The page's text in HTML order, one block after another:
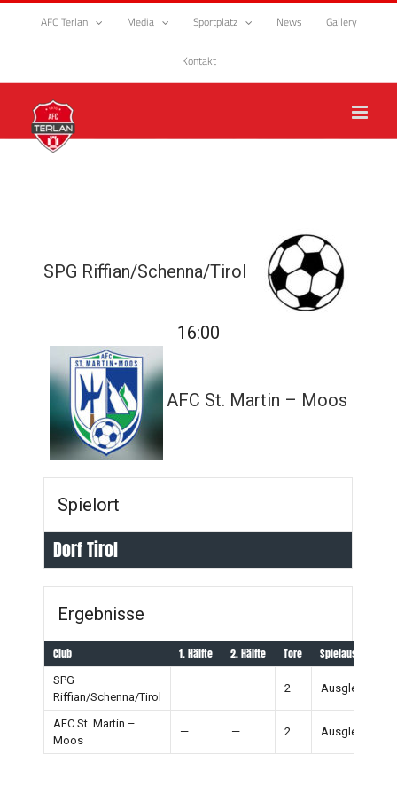
Zum
AFC Terlan Media Sportplatz News Gallery
Kontakt
SPG Riffian/Schenna/Tirol
16:00
AFC St. Martin – Moos
Spielort
Dorf Tirol
Ergebnisse
Club 1. Hälfte 2. Hälfte Tore Spielausgang
SPG
Riffian/Schenna/Tirol
— — 2 Ausgleich
AFC St. Martin –
Moos
— — 2 Ausgleich